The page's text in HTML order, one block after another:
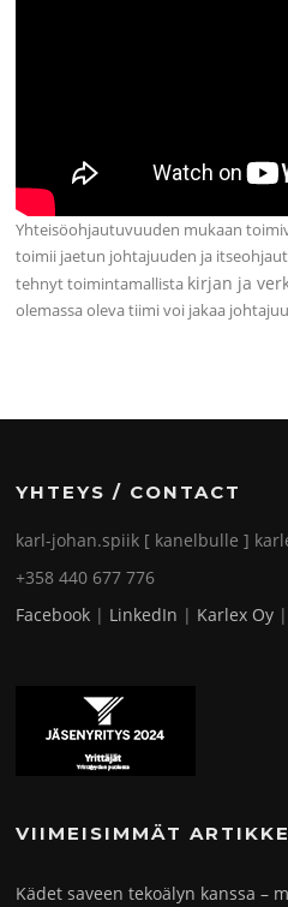
Yhteisöohjautuvuuden mukaan
toimii jaetun johtajuuden ja
tehnyt toimintamallista kirjan ja
olemassa oleva tiimi voi jakaa
YHTEYS / CONTACT
karl-johan.spiik [ kanelbulle ]
+358 440 677 776
Facebook | LinkedIn | Karlex Oy |
VIIMEISIMMÄT
Kädet saveen tekoälyn kanssa –